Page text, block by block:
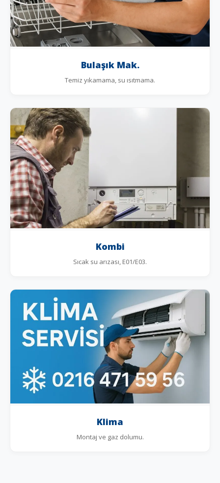
Bulaşık Mak.
Temiz yıkamama, su ısıtmama.
Kombi
Sıcak su arızası, E01/E03.
Klima
Montaj ve gaz dolumu.